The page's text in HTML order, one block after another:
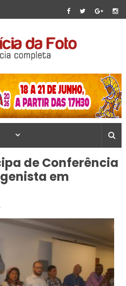
de Conferência
em